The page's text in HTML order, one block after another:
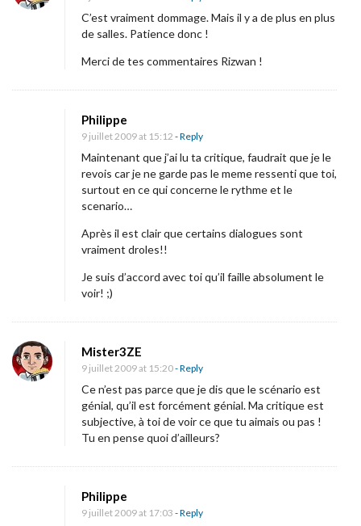
.
C’est vraiment dommage. Mais il y a de plus en plus
de salles. Patience donc !
Merci de tes commentaires Rizwan !
Philippe
9 juillet 2009 at 15:12 - Reply
Maintenant que j’ai lu ta critique, faudrait que je le
revois car je ne garde pas le meme ressenti que toi,
surtout en ce qui concerne le rythme et le
scenario…
Après il est clair que certains dialogues sont
vraiment droles!!
Je suis d’accord avec toi qu’il faille absolument le
voir! ;)
Mister3ZE
9 juillet 2009 at 15:20- Reply
Ce n’est pas parce que je dis que le scénario est
génial, qu’il est forcément génial. Ma critique est
subjective, à toi de voir ce que tu aimais ou pas !
Tu en pense quoi d’ailleurs?
Philippe
9 juillet 2009 at 17:03 - Reply